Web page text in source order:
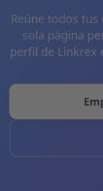
Reúne todos
sola página
perfil de Linkrex